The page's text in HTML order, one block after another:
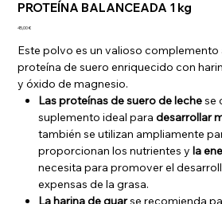
PROTEÍNA BALANCEADA 1 kg
Precio
45,00 €
Este polvo es un valioso complemento
proteína de suero enriquecido con
y óxido de magnesio.
Las proteínas de suero de lechese
suplemento ideal para desarrollar
también se utilizan ampliamente
proporcionan los nutrientes y la
necesita para promover el
expensas de la grasa.
La harina de guarse recomienda